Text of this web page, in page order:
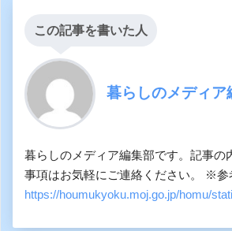
この記事を書いた人
暮らしのメディア
暮らしのメディア編集部です。記事の
事項はお気軽にご連絡ください。 ※参
https://houmukyoku.moj.go.jp/homu/